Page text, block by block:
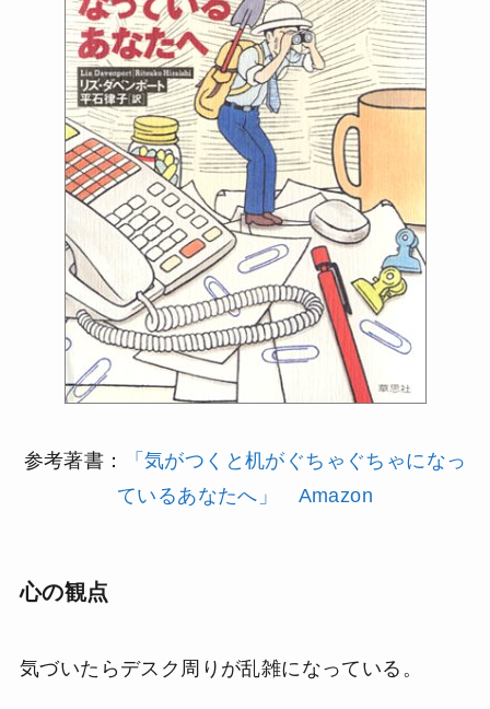
参考著書：
「気がつくと机がぐちゃぐちゃになっ
ているあなたへ」 Amazon
心の観点
気づいたらデスク周りが乱雑になっている。